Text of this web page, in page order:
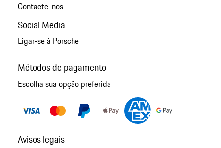
Contacte-nos
Social Media
Ligar-se à Porsche
Métodos de pagamento
Escolha sua opção preferida
Avisos legais